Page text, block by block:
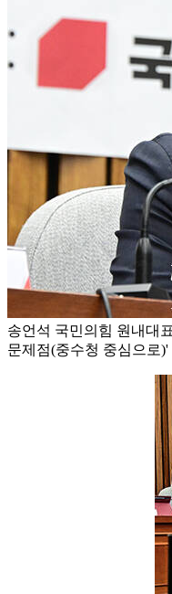
송언석 국민의힘 원내대
문제점(중수청 중심으로